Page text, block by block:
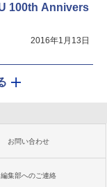
100th Annivers
2016年1月13日
お問い合わせ
編集部へのご連絡